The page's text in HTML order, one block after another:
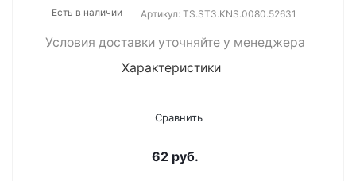
Есть в наличии Артикул: TS.ST3.KNS.0080.52631
Условия доставки уточняйте у менеджера
Характеристики
Сравнить
62 руб.